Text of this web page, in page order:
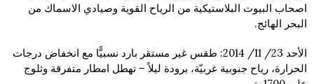
اصحاب البيوت البلاستيكية من الرياح القوية وصيادي الاسماك من
البحر الهائج.
الأحد 23/ 11/ 2014: طقس غير مستقر بارد نسبيًّا مع انخفاض درجات
الحرارة، رياح جنوبية غربيّة، برودة ليلاً – تهطل امطار متفرقة وثلوج